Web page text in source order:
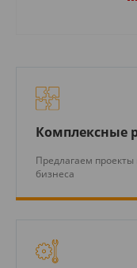
Комплексные
Предлагаем
бизнеса